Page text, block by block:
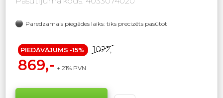
Paredzamais piegādes laiks: tiks precizēts pasūtot
PIEDĀVĀJUMS -15% 1022,-
869,- + 21% PVN